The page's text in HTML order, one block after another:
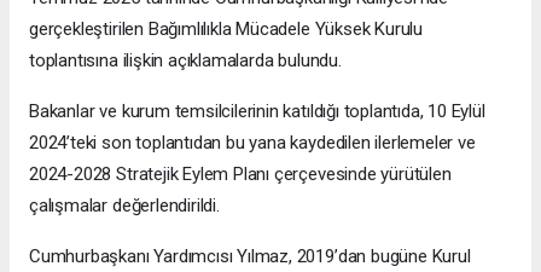
gerçekleştirilen Bağımlılıkla Mücadele Yüksek Kurulu
toplantısına ilişkin açıklamalarda bulundu.
Bakanlar ve kurum temsilcilerinin katıldığı toplantıda, 10 Eylül
2024’teki son toplantıdan bu yana kaydedilen ilerlemeler ve
2024-2028 Stratejik Eylem Planı çerçevesinde yürütülen
çalışmalar değerlendirildi.
Cumhurbaşkanı Yardımcısı Yılmaz, 2019’dan bugüne Kurul